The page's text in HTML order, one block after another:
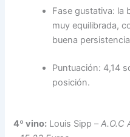
Fase gustativa: la
muy equilibrada,
buena
Puntuación: 4,14
posición.
4º vino: Louis Sipp –A.O.C